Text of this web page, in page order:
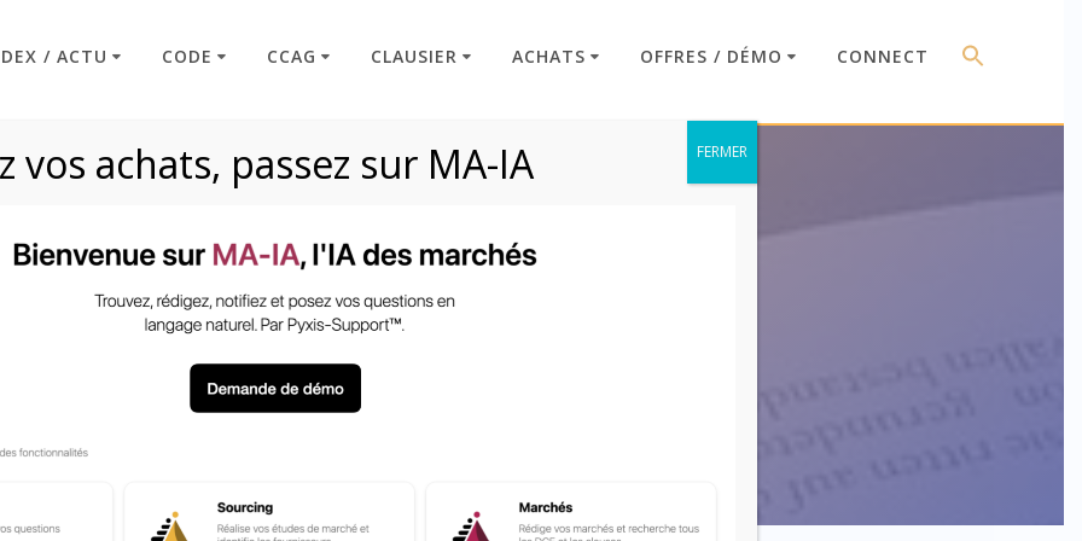
/ ACTU CODE CCAG CLAUSIER ACHATS OFFRES / DÉMO CONNECT
PI 2021 – Article 12
Code : Commande Publique
vos achats, passez sur MA-IA FERMER